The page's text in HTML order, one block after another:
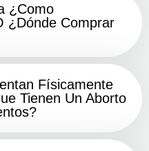
¿Como
¿Dónde Comprar
Físicamente
Tienen Un Aborto